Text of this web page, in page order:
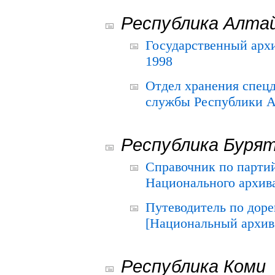
Республика
Государственный
1998
Отдел хранения
службы Республики
Республика
Справочник по
Национального
Путеводитель по
[Национальный
Республика Коми